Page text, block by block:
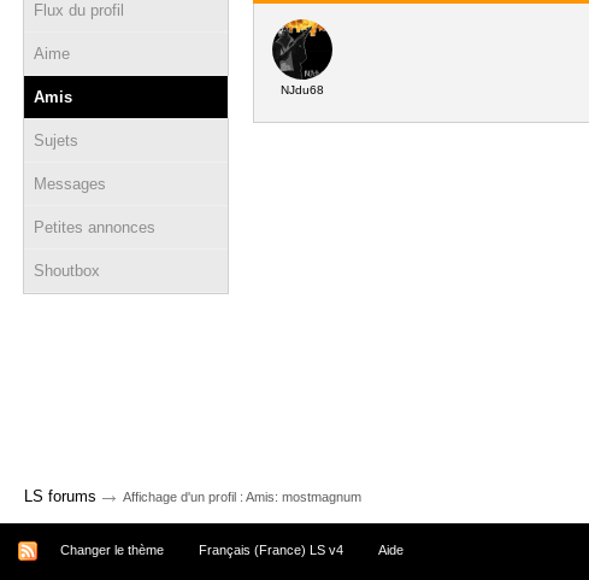
Flux du profil
Aime
Amis
Sujets
Messages
Petites annonces
Shoutbox
NJdu68
LS forums → Affichage d'un profil : Amis: mostmagnum
Changer le thème Français (France) LS v4 Aide